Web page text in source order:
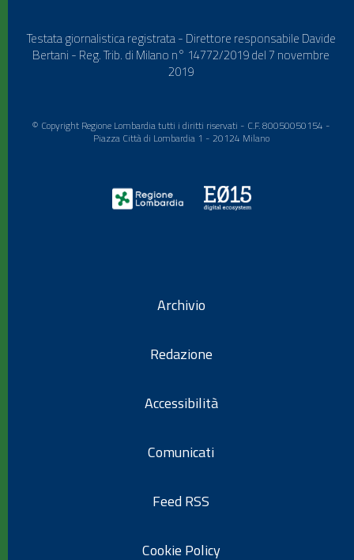
Testata giornalistica registrata - Direttore responsabile Davide
Bertani - Reg. Trib. di Milano n° 14772/2019 del 7 novembre
2019
© Copyright Regione Lombardia tutti i diritti riservati - C.F. 80050050154 -
Piazza Città di Lombardia 1 - 20124 Milano
Archivio
Redazione
Accessibilità
Comunicati
Feed RSS
Cookie Policy